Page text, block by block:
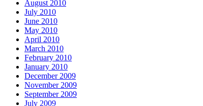
August 2010
July 2010
June 2010
May 2010
April 2010
March 2010
February 2010
January 2010
December 2009
November 2009
September 2009
July 2009